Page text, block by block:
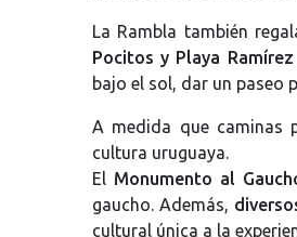
La Rambla también
Pocitos y Playa Ramírez
bajo el sol, dar un paseo
A medida que caminas
cultura uruguaya.
El Monumento al
gaucho. Además,
cultural única a la